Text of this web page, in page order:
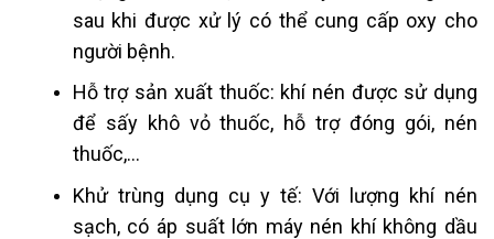
sau khi được xử lý có thể cung cấp oxy cho
người bệnh.
Hỗ trợ sản xuất thuốc: khí nén được sử dụng
để sấy khô vỏ thuốc, hỗ trợ đóng gói, nén
thuốc,…
Khử trùng dụng cụ y tế: Với lượng khí nén
sạch, có áp suất lớn máy nén khí không dầu